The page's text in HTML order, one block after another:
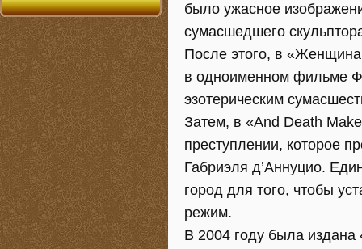
было ужасное
сумасшедшего
После этого, в «Женщина
в одноименном фильме
эзотерическим
Затем, в «And Death
преступлении, которое
Габриэля д’Аннуцио.
город для того, чтобы
режим.
В 2004 году была издана